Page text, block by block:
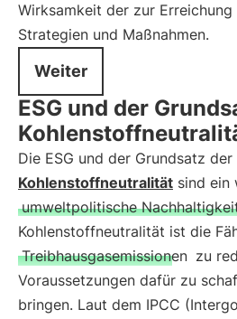
Wirksamkeit der zur
Strategien und Maßnahmen.
Weiter
ESG und der
Die ESG und der Grundsatz der
Kohlenstoffneutralität sind ein
umweltpolitische
Kohlenstoffneutralität ist die
Treibhausgasemissionen zu
Voraussetzungen dafür zu
bringen. Laut dem IPCC